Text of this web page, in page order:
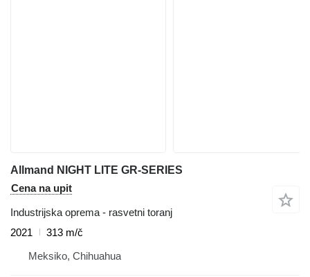
Allmand NIGHT LITE GR-SERIES
Cena na upit
Industrijska oprema - rasvetni toranj
2021
313 m/č
Meksiko, Chihuahua